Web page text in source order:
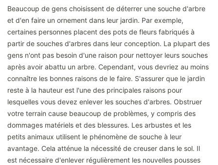
Beaucoup de gens choisissent de déterrer une souche d'arbre
et d'en faire un ornement dans leur jardin. Par exemple,
certaines personnes placent des pots de fleurs fabriqués à
partir de souches d'arbres dans leur conception. La plupart des
gens n'ont pas besoin d'une raison pour nettoyer leurs souches
après avoir abattu un arbre. Cependant, vous devriez au moins
connaître les bonnes raisons de le faire. S'assurer que le jardin
reste à la hauteur est l'une des principales raisons pour
lesquelles vous devez enlever les souches d'arbres. Obstruer
votre terrain cause beaucoup de problèmes, y compris des
dommages matériels et des blessures. Les arbustes et les
petits animaux utilisent le phénomène de souche à leur
avantage. Cela atténue la nécessité de creuser dans le sol. Il
est nécessaire d'enlever régulièrement les nouvelles pousses